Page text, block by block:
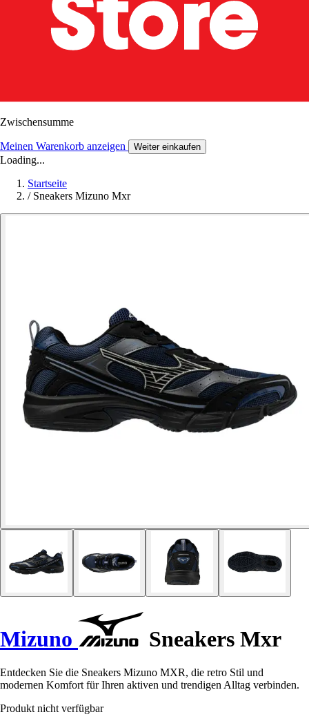
Zwischensumme
Meinen Warenkorb anzeigen Weiter einkaufen
Loading...
Startseite
/ Sneakers Mizuno Mxr
Mizuno Sneakers Mxr
Entdecken Sie die Sneakers Mizuno MXR, die retro Stil und
modernen Komfort für Ihren aktiven und trendigen Alltag verbinden.
Produkt nicht verfügbar